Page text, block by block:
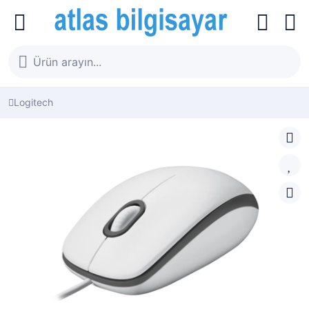
Logitech